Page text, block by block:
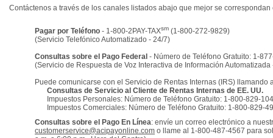
Contáctenos a través de los canales listados abajo que mejor se
Pagar por Teléfono - 1-800-2PAY-TAXsm (1-800-272-9829)
(Servicio Telefónico Automatizado - 24/7)
Consultas sobre el Pago Federal - Número de Teléfono Gratuito: 1-
(Servicio de Respuesta de Voz Interactiva de Información Automatizada
Puede comunicarse con el Servicio de Rentas Internas (IRS) llamando
Consultas de Servicio al Cliente de Rentas Internas de EE. UU.
Impuestos Personales: Número de Teléfono Gratuito: 1-800-829-
Impuestos Comerciales: Número de Teléfono Gratuito: 1-800-829-
Consultas sobre el Pago En Línea: envíe un correo electrónico a
customerservice@acipayonline.com o llame al 1-800-487-4567 para